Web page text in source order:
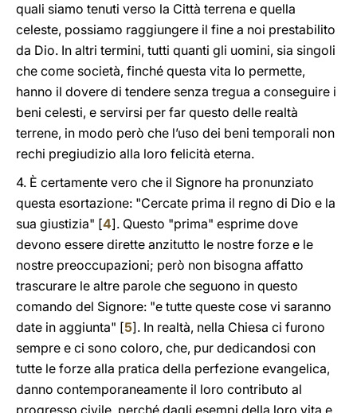
quali siamo tenuti verso la Città terrena e quella
celeste, possiamo raggiungere il fine a noi prestabilito
da Dio. In altri termini, tutti quanti gli uomini, sia singoli
che come società, finché questa vita lo permette,
hanno il dovere di tendere senza tregua a conseguire i
beni celesti, e servirsi per far questo delle realtà
terrene, in modo però che l’uso dei beni temporali non
rechi pregiudizio alla loro felicità eterna.
4. È certamente vero che il Signore ha pronunziato
questa esortazione: "Cercate prima il regno di Dio e la
sua giustizia" [4]. Questo "prima" esprime dove
devono essere dirette anzitutto le nostre forze e le
nostre preoccupazioni; però non bisogna affatto
trascurare le altre parole che seguono in questo
comando del Signore: "e tutte queste cose vi saranno
date in aggiunta" [5]. In realtà, nella Chiesa ci furono
sempre e ci sono coloro, che, pur dedicandosi con
tutte le forze alla pratica della perfezione evangelica,
danno contemporaneamente il loro contributo al
progresso civile, perché dagli esempi della loro vita e